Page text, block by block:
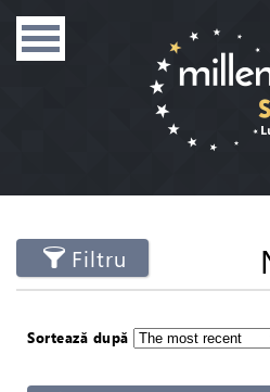
Filtru
Sortează după